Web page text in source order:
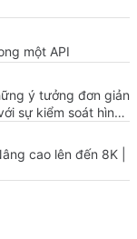
một API
ý tưởng đơn giản
sự kiểm soát hình
cao lên đến 8K |